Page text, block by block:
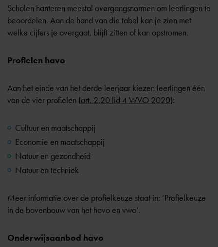
Scholen hanteren meestal overgangsnormen om leerlingen te
beoordelen. Aan de hand van die tabel kan je zien met
welke cijfers je overgaat, blijft zitten of kan opstromen.
Profielen havo
Aan het einde van het derde leerjaar kiezen leerlingen één
van de vier profielen (art. 2.20 lid 4 WVO 2020):
Cultuur en maatschappij
Economie en maatschappij
Natuur en gezondheid
Natuur en techniek
Meer informatie over de profielkeuze staat in: ‘Profielkeuze
in de bovenbouw van het havo en vwo’.
Onderwijsaanbod havo